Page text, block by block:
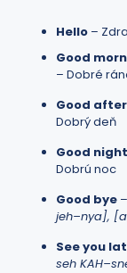
Hello –
Good
– Dobré
Good
Dobrý deň
Good night
Dobrú noc
Good bye
jeh–nya],
See you
seh